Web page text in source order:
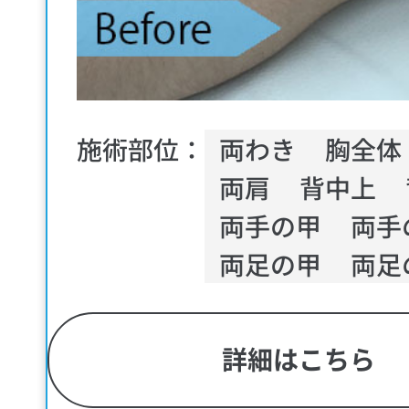
施術部位： 両わき
胸全体
両肩
背中上
両手の甲
両
両足の甲
両
詳細はこちら